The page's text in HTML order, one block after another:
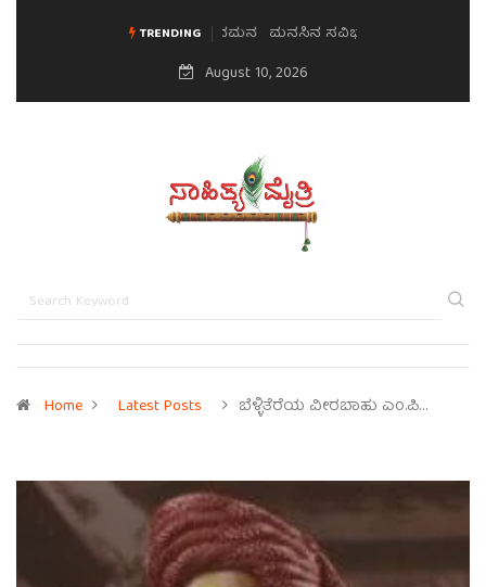
TRENDING ಮನಸಿನ ಸವಿಭಾವ
August 10, 2026
Home Latest Posts ಬೆಳ್ಳಿತೆರೆಯ ವೀರಬಾಹು ಎಂ.ಪಿ…